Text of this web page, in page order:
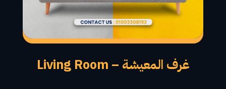
غرف المعيشة – Living Room